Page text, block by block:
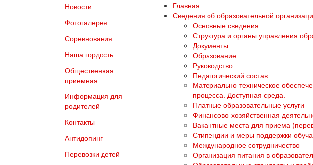
Новости
Фотогалерея
Соревнования
Наша гордость
Общественная
приемная
Информация для
родителей
Контакты
Антидопинг
Перевозки детей
Главная
Сведения об образовательной
Основные сведения
Структура и органы управления
Документы
Образование
Руководство
Педагогический состав
Материально-техническое
процесса. Доступная среда.
Платные образовательные услуги
Финансово-хозяйственная
Вакантные места для приема
Стипендии и меры поддержки
Международное сотрудничество
Организация питания в